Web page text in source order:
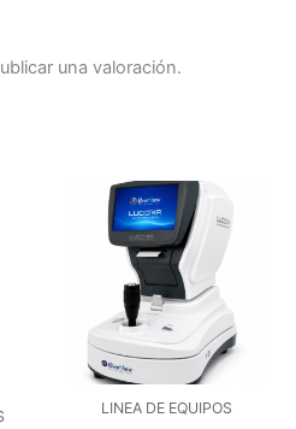
una valoración.
LINEA DE EQUIPOS